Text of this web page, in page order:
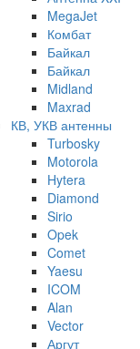
MegaJet
Комбат
Байкал
Байкал
Midland
Maxrad
КВ, УКВ антенны
Turbosky
Motorola
Hytera
Diamond
Sirio
Opek
Comet
Yaesu
ICOM
Alan
Vector
Аргут